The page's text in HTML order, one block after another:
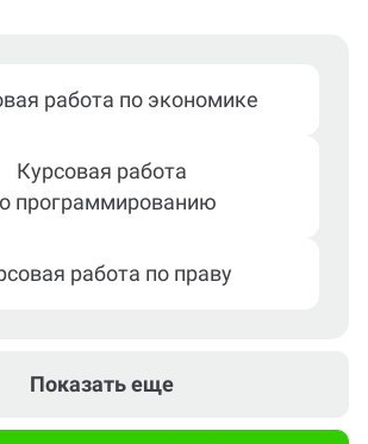
работа по экономике
Курсовая работа
программированию
работа по праву
Показать еще